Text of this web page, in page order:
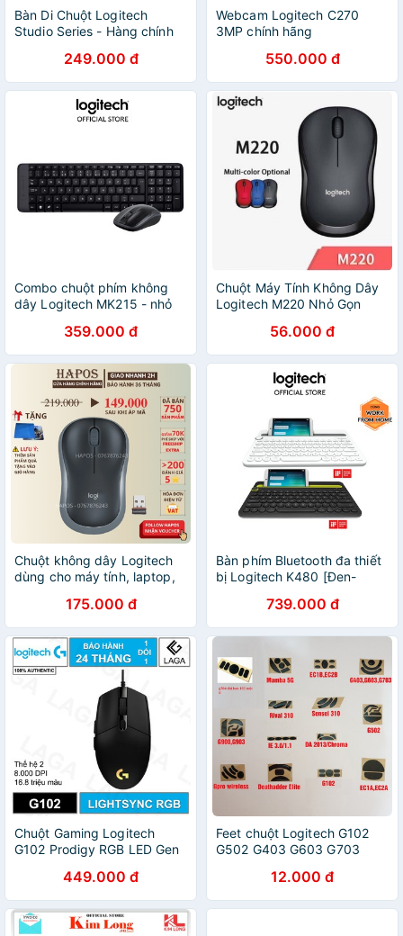
Bàn Di Chuột Logitech
Studio Series - Hàng chính
249.000 đ
Webcam Logitech C270
3MP chính hãng
550.000 đ
Combo chuột phím không
dây Logitech MK215 - nhỏ
359.000 đ
Chuột Máy Tính Không Dây
Logitech M220 Nhỏ Gọn
Gây Tiếng Ồn56.000 đ
Chuột không dây Logitech
dùng cho máy tính, laptop,
kèm miếng pad lót chuột -
HAPOS
175.000 đ
Bàn phím Bluetooth đa thiết
bị Logitech K480 [Đen-
739.000 đ
Chuột Gaming Logitech
G102 Prodigy RGB LED Gen
449.000 đ
Feet chuột Logitech G102
G502 G403 G603 G703
G305 G-Pro-Wirelss
G300/300s MX-Maxter-V1,2
G900
12.000 đ